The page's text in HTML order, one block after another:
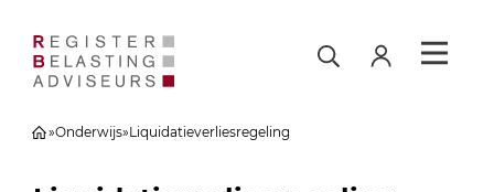
»Onderwijs»Liquidatieverliesregeling